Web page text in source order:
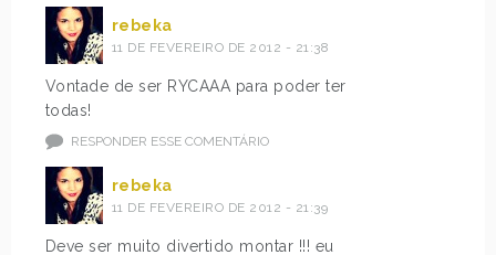
rebeka
11 DE FEVEREIRO DE 2012 - 21:38
Vontade de ser RYCAAA para poder ter
todas!
RESPONDER ESSE COMENTÁRIO
rebeka
11 DE FEVEREIRO DE 2012 - 21:39
Deve ser muito divertido montar !!! eu